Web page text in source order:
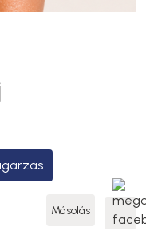
Másolás